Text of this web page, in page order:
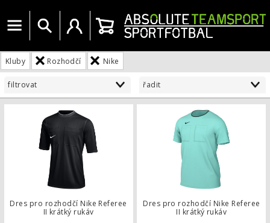
Menu Vyhledat Uživatelský účet
Košík
Kluby Rozhodčí Nike
filtrovat řadit
Dres pro rozhodčí Nike Referee
II krátký rukáv
Dres pro rozhodčí Nike Referee II
Dres pro rozhodčí Nike Referee
II krátký rukáv